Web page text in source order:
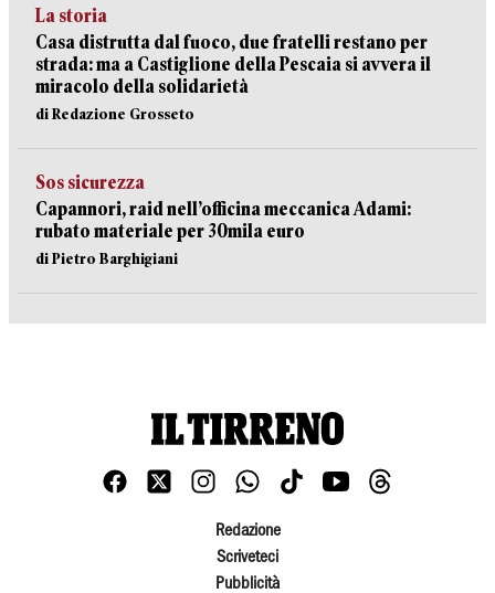
La storia
Casa distrutta dal fuoco, due fratelli restano per
strada: ma a Castiglione della Pescaia si avvera il
miracolo della solidarietà
di Redazione Grosseto
Sos sicurezza
Capannori, raid nell’officina meccanica Adami:
rubato materiale per 30mila euro
di Pietro Barghigiani
Redazione
Scriveteci
Pubblicità